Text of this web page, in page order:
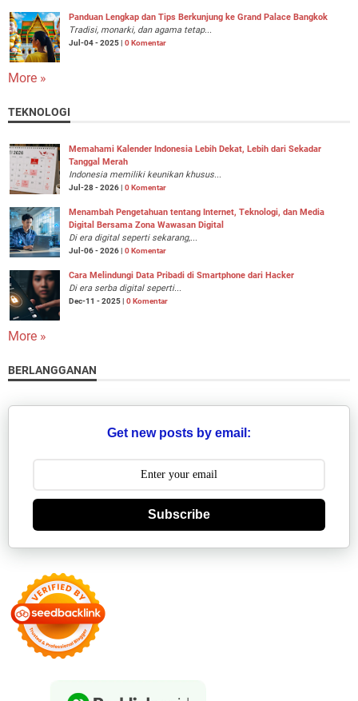
Panduan Lengkap dan Tips Berkunjung ke Grand Palace Bangkok
Tradisi, monarki, dan agama tetap...
Jul-04 - 2025 | 0 Komentar
More »
TEKNOLOGI
Memahami Kalender Indonesia Lebih Dekat, Lebih dari Sekadar
Tanggal Merah
Indonesia memiliki keunikan khusus...
Jul-28 - 2026 | 0 Komentar
Menambah Pengetahuan tentang Internet, Teknologi, dan Media
Digital Bersama Zona Wawasan Digital
Di era digital seperti sekarang,...
Jul-06 - 2026 | 0 Komentar
Cara Melindungi Data Pribadi di Smartphone dari Hacker
Di era serba digital seperti...
Dec-11 - 2025 | 0 Komentar
More »
BERLANGGANAN
Get new posts by email:
Subscribe